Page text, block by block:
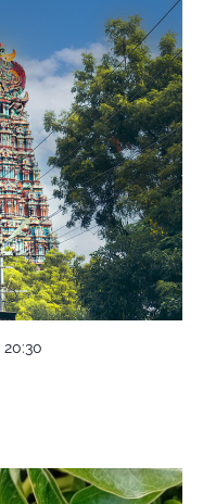
20:30